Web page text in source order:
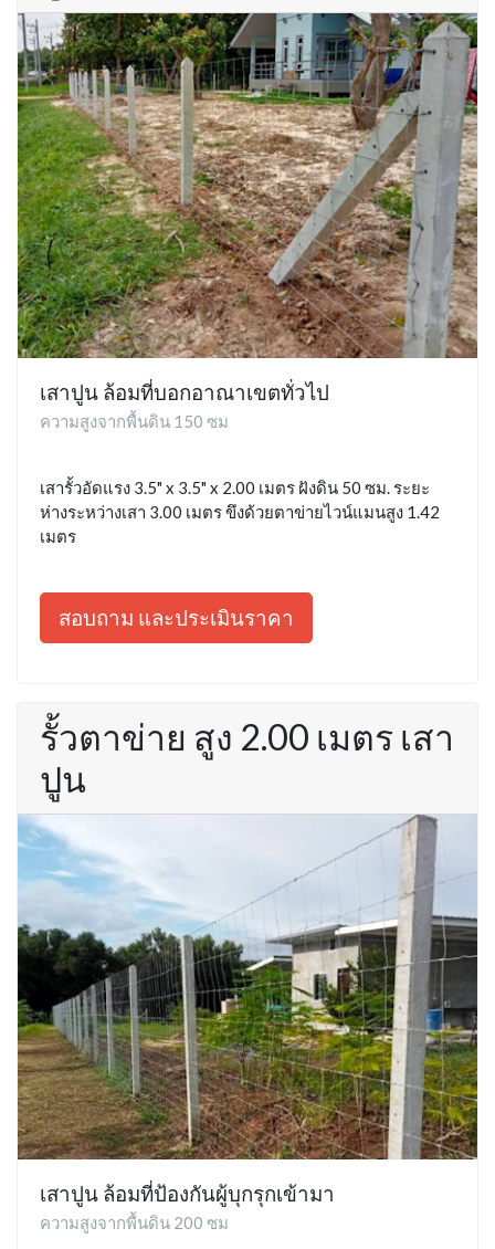
เสาปูน ล้อมที่บอกอาณาเขตทั่วไป
ความสูงจากพื้นดิน 150 ซม
เสารั้วอัดแรง 3.5" x 3.5" x 2.00 เมตร ฝังดิน 50 ซม. ระยะ
ห่างระหว่างเสา 3.00 เมตร ขึงด้วยตาข่ายไวน์แมนสูง 1.42
เมตร
สอบถาม และประเมินราคา
รั้วตาข่าย สูง 2.00 เมตร เสา
ปูน
เสาปูน ล้อมที่ป้องกันผู้บุกรุกเข้ามา
ความสูงจากพื้นดิน 200 ซม